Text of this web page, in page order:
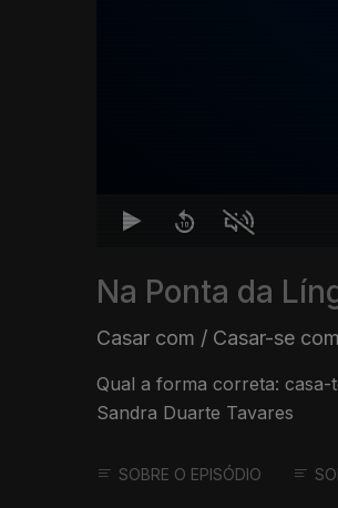
Na Ponta da
Casar com / Casar-se com
Qual a forma correta: casa-
Sandra Duarte Tavares
SOBRE O EPISÓDIO